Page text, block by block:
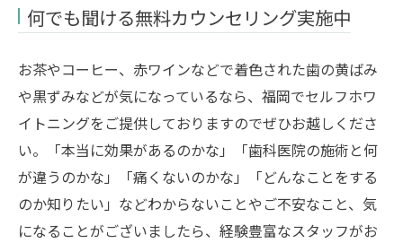
何でも聞ける無料カウンセリング実施中
お茶やコーヒー、赤ワインなどで着色された歯の黄ばみ
や黒ずみなどが気になっているなら、福岡でセルフホワ
イトニングをご提供しておりますのでぜひお越しくださ
い。「本当に効果があるのかな」「歯科医院の施術と何
が違うのかな」「痛くないのかな」「どんなことをする
のか知りたい」などわからないことやご不安なこと、気
になることがございましたら、経験豊富なスタッフがお